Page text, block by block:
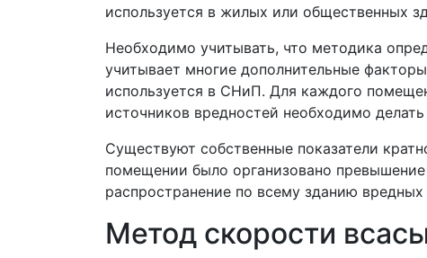
используется в жилых или общественных
Необходимо учитывать, что методика
учитывает многие дополнительные
используется в СНиП. Для каждого
источников вредностей необходимо
Существуют собственные показатели
помещении было организовано
распространение по всему зданию
Метод скорости